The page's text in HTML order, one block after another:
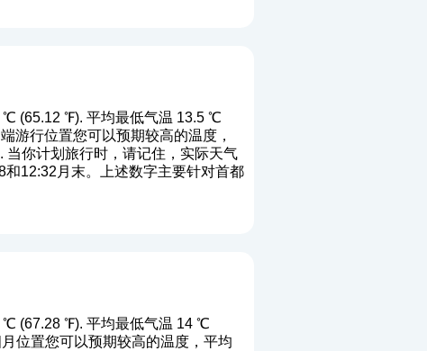
℃ (65.12 ℉). 平均最低气温 13.5 ℃
游行位置您可以预期较高的温度，
当你计划旅行时，请记住，实际天气
12:32月末。上述数字主要针对首都
℃ (67.28 ℉). 平均最低气温 14 ℃
位置您可以预期较高的温度，平均